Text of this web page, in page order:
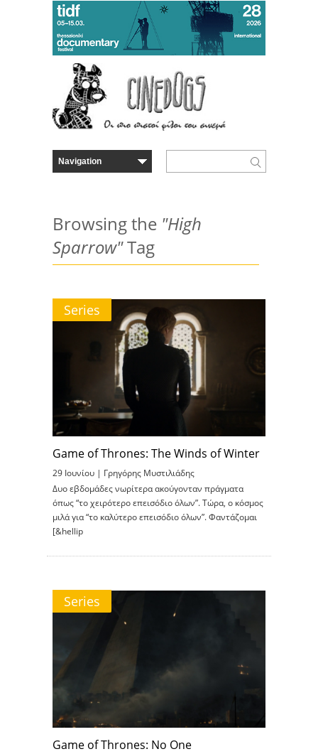
Browsing the "High
Sparrow"Tag
Series
Game of Thrones: The Winds of Winter
29 Ιουνίου | Γρηγόρης Μυστιλιάδης
Δυο εβδομάδες νωρίτερα ακούγονταν πράγματα
όπως “το χειρότερο επεισόδιο όλων”. Τώρα, ο κόσμος
μιλά για “το καλύτερο επεισόδιο όλων”. Φαντάζομαι
[&hellip
Series
Game of Thrones: No One